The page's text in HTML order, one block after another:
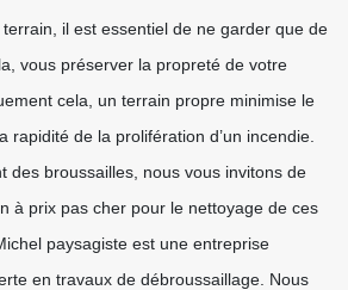
il est essentiel de ne garder que de
vous préserver la propreté de votre
cela, un terrain propre minimise le
rapidité de la prolifération d’un incendie.
des broussailles, nous vous invitons de
à prix pas cher pour le nettoyage de ces
paysagiste est une entreprise
en travaux de débroussaillage. Nous